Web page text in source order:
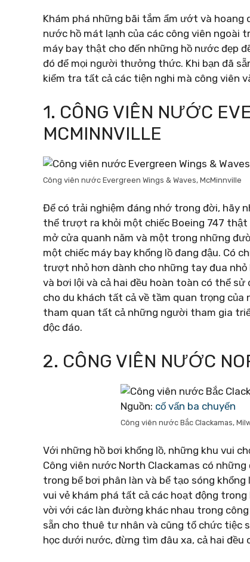
Khám phá những bãi tắm ẩm ướt và
nước hồ mát lạnh của các công viên
máy bay thật cho đến những hồ nước đẹp
đó để mọi người thưởng thức. Khi bạn đã
kiểm tra tất cả các tiện nghi mà công viên
1. CÔNG VIÊN NƯỚC
MCMINNVILLE
Công viên nước Evergreen Wings & Waves, McMinnville
Để có trải nghiệm đáng nhớ trong đời, hãy
thể trượt ra khỏi một chiếc Boeing 747
mở cửa quanh năm và một trong những
một chiếc máy bay khổng lồ đang đậu. Có
trượt nhỏ hơn dành cho những tay đua
và bơi lội và cả hai đều hoàn toàn có thể
cho du khách tất cả về tầm quan trọng
tham quan tất cả những người tham gia
độc đáo.
2. CÔNG VIÊN NƯỚC
Nguồn: cố vấn ba chuyến
Công viên nước Bắc Clackamas,
Với những hồ bơi khổng lồ, những khu vui
Công viên nước North Clackamas có
trong bể bơi phân làn và bể tạo sóng
vui vẻ khám phá tất cả các hoạt động
vời với các làn đường khác nhau trong
sẵn cho thuê tư nhân và cũng tổ chức tiệc
học dưới nước, đừng tìm đâu xa, cả hai đều